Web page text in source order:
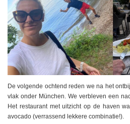
De volgende ochtend reden we na het
vlak onder München. We verbleven een
Het restaurant met uitzicht op de haven
avocado (verrassend lekkere combinatie!).